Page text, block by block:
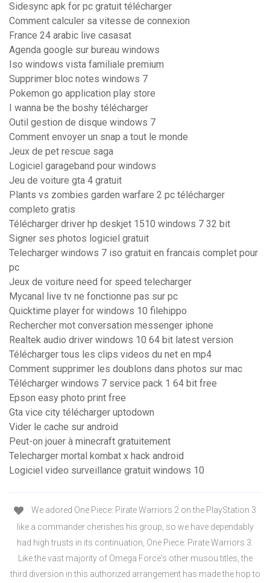
Sidesync apk for pc gratuit télécharger
Comment calculer sa vitesse de connexion
France 24 arabic live casasat
Agenda google sur bureau windows
Iso windows vista familiale premium
Supprimer bloc notes windows 7
Pokemon go application play store
I wanna be the boshy télécharger
Outil gestion de disque windows 7
Comment envoyer un snap a tout le monde
Jeux de pet rescue saga
Logiciel garageband pour windows
Jeu de voiture gta 4 gratuit
Plants vs zombies garden warfare 2 pc télécharger
completo gratis
Télécharger driver hp deskjet 1510 windows 7 32 bit
Signer ses photos logiciel gratuit
Telecharger windows 7 iso gratuit en francais complet pour
pc
Jeux de voiture need for speed telecharger
Mycanal live tv ne fonctionne pas sur pc
Quicktime player for windows 10 filehippo
Rechercher mot conversation messenger iphone
Realtek audio driver windows 10 64 bit latest version
Télécharger tous les clips videos du net en mp4
Comment supprimer les doublons dans photos sur mac
Télécharger windows 7 service pack 1 64 bit free
Epson easy photo print free
Gta vice city télécharger uptodown
Vider le cache sur android
Peut-on jouer à minecraft gratuitement
Telecharger mortal kombat x hack android
Logiciel video surveillance gratuit windows 10
We adored One Piece: Pirate Warriors 2 on the PlayStation 3
like a commander cherishes his group, so we have dependably
had high trusts in its continuation, One Piece: Pirate Warriors 3.
Like the vast majority of Omega Force's other musou titles, the
third diversion in this authorized arrangement has made the hop to